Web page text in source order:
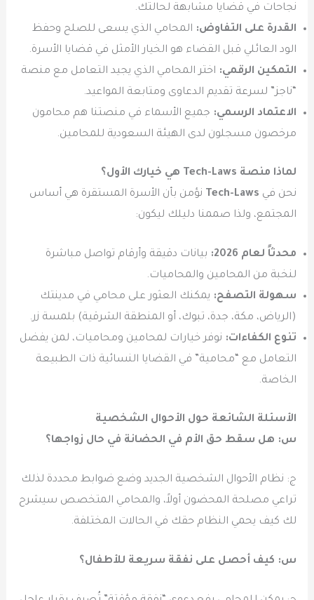
نجاحات في قضايا مشابهة لحالتك.
القدرة على التفاوض: المحامي الذي يسعى للصلح وحفظ
الود العائلي قبل القضاء هو الخيار الأمثل في قضايا الأسرة.
التمكين الرقمي: اختر المحامي الذي يجيد التعامل مع منصة
“ناجز” لسرعة تقديم الدعاوى ومتابعة المواعيد.
الاعتماد الرسمي: جميع الأسماء في منصتنا هم محامون
مرخصون مسجلون لدى الهيئة السعودية للمحامين.
لماذا منصة Tech-Laws هي خيارك الأول؟
نحن في Tech-Laws نؤمن بأن الأسرة المستقرة هي أساس
المجتمع، ولذا صممنا دليلك ليكون:
محدثاً لعام 2026:
بيانات دقيقة وأرقام تواصل مباشرة
لنخبة من المحامين والمحاميات.
سهولة التصفح: يمكنك العثور على محامي في مدينتك
(الرياض، مكة، جدة، تبوك، أو المنطقة الشرقية) بلمسة زر.
تنوع الكفاءات: نوفر خيارات لمحامين ومحاميات، لمن يفضل
التعامل مع “محامية” في القضايا النسائية ذات الطبيعة
الخاصة.
الأسئلة الشائعة حول الأحوال الشخصية
س: هل سقط حق الأم في الحضانة في حال زواجها؟
ج: نظام الأحوال الشخصية الجديد وضع ضوابط محددة لذلك
تراعي مصلحة المحضون أولاً، والمحامي المتخصص سيشرح
لك كيف يحمي النظام حقك في الحالات المختلفة.
س: كيف أحصل على نفقة سريعة للأطفال؟